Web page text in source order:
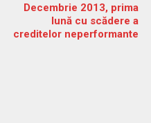
Decembrie 2013, prima
lună cu scădere a
creditelor neperformante